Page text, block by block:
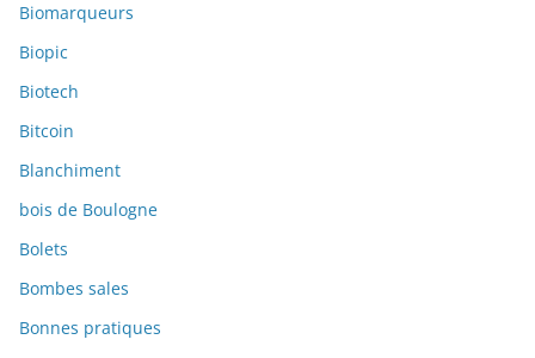
Biomarqueurs
Biopic
Biotech
Bitcoin
Blanchiment
bois de Boulogne
Bolets
Bombes sales
Bonnes pratiques